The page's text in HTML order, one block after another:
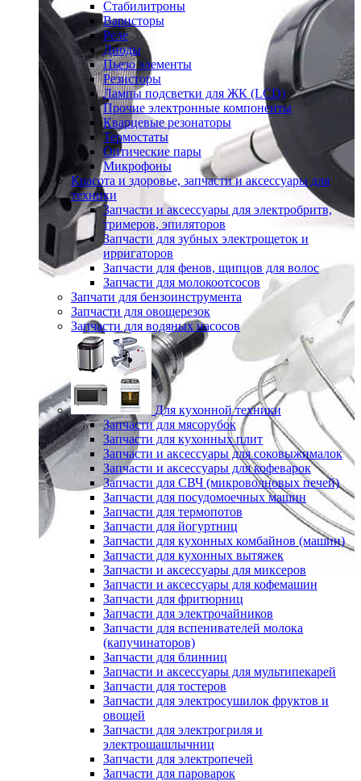
Стабилитроны
Варисторы
Реле
Диоды
Пьезо элементы
Резисторы
Лампы подсветки для ЖК (LCD)
Прочие электронные компоненты
Кварцевые резонаторы
Термостаты
Оптические пары
Микрофоны
Красота и здоровье, запчасти и аксессуары для
техники
Запчасти и аксессуары для электробритв,
тримеров, эпиляторов
Запчасти для зубных электрощеток и
ирригаторов
Запчасти для фенов, щипцов для волос
Запчасти для молокоотсосов
Запчати для бензоинструмента
Запчасти для овощерезок
Запчасти для водяных насосов
Для кухонной техники
Запчасти для мясорубок
Запчасти для кухонных плит
Запчасти и аксессуары для соковыжималок
Запчасти и аксессуары для кофеварок
Запчасти для СВЧ (микроволновых печей)
Запчасти для посудомоечных машин
Запчасти для термопотов
Запчасти для йогуртниц
Запчасти для кухонных комбайнов (машин)
Запчасти для кухонных вытяжек
Запчасти и аксессуары для миксеров
Запчасти и аксессуары для кофемашин
Запчасти для фритюрниц
Запчасти для электрочайников
Запчасти для вспенивателей молока
(капучинаторов)
Запчасти для блинниц
Запчасти и аксессуары для мультипекарей
Запчасти для тостеров
Запчасти для электросушилок фруктов и
овощей
Запчасти для электрогриля и
электрошашлычниц
Запчасти для электропечей
Запчасти для пароварок